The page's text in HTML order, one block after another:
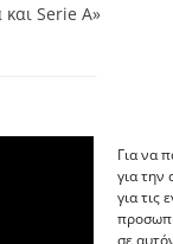
Για να
για
για τις
σε
και Serie A»